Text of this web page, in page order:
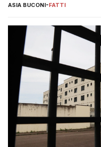
ASIA BUCONI-FATTI